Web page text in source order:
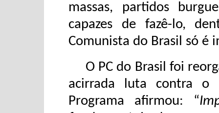
massas, partidos
capazes de fazê-lo,
Comunista do Brasil só é
O PC do Brasil foi
acirrada luta contra o
Programa afirmou: “